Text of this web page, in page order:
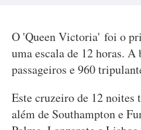
O 'Queen Victoria' foi o
uma escala de 12 horas.
passageiros e 960
Este cruzeiro de 12
além de Southampton e